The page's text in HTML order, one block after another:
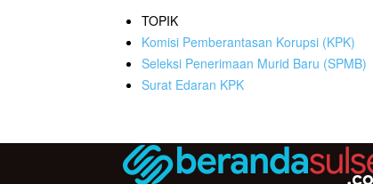
TOPIK
Komisi Pemberantasan Korupsi (KPK)
Seleksi Penerimaan Murid Baru (SPMB)
Surat Edaran KPK